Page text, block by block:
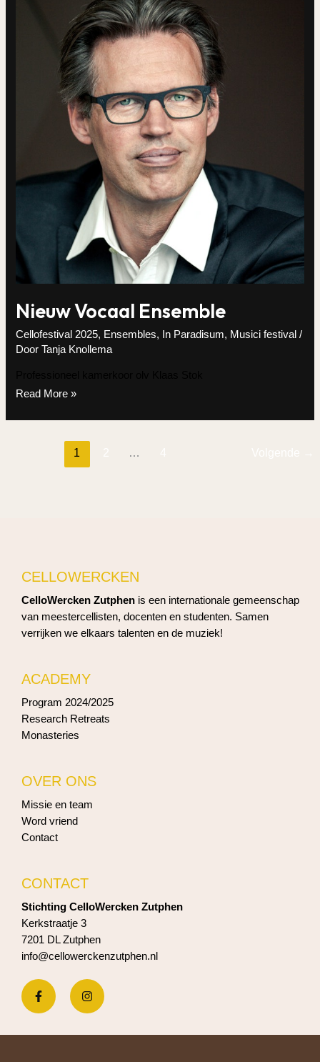
Nieuw Vocaal Ensemble
Cellofestival 2025, Ensembles, In Paradisum, Musici festival /
DoorTanja Knollema
Nieuw
Read More »
1 …
CELLOWERCKEN
CelloWercken Zutphen is een internationale gemeenschap
van meestercellisten, docenten en studenten. Samen
verrijken we elkaars talenten en de muziek!
ACADEMY
Program 2024/2025
Research Retreats
Monasteries
OVER ONS
Missie en team
Word vriend
Contact
CONTACT
Stichting CelloWercken Zutphen
Kerkstraatje 3
7201 DL Zutphen
info@cellowerckenzutphen.nl